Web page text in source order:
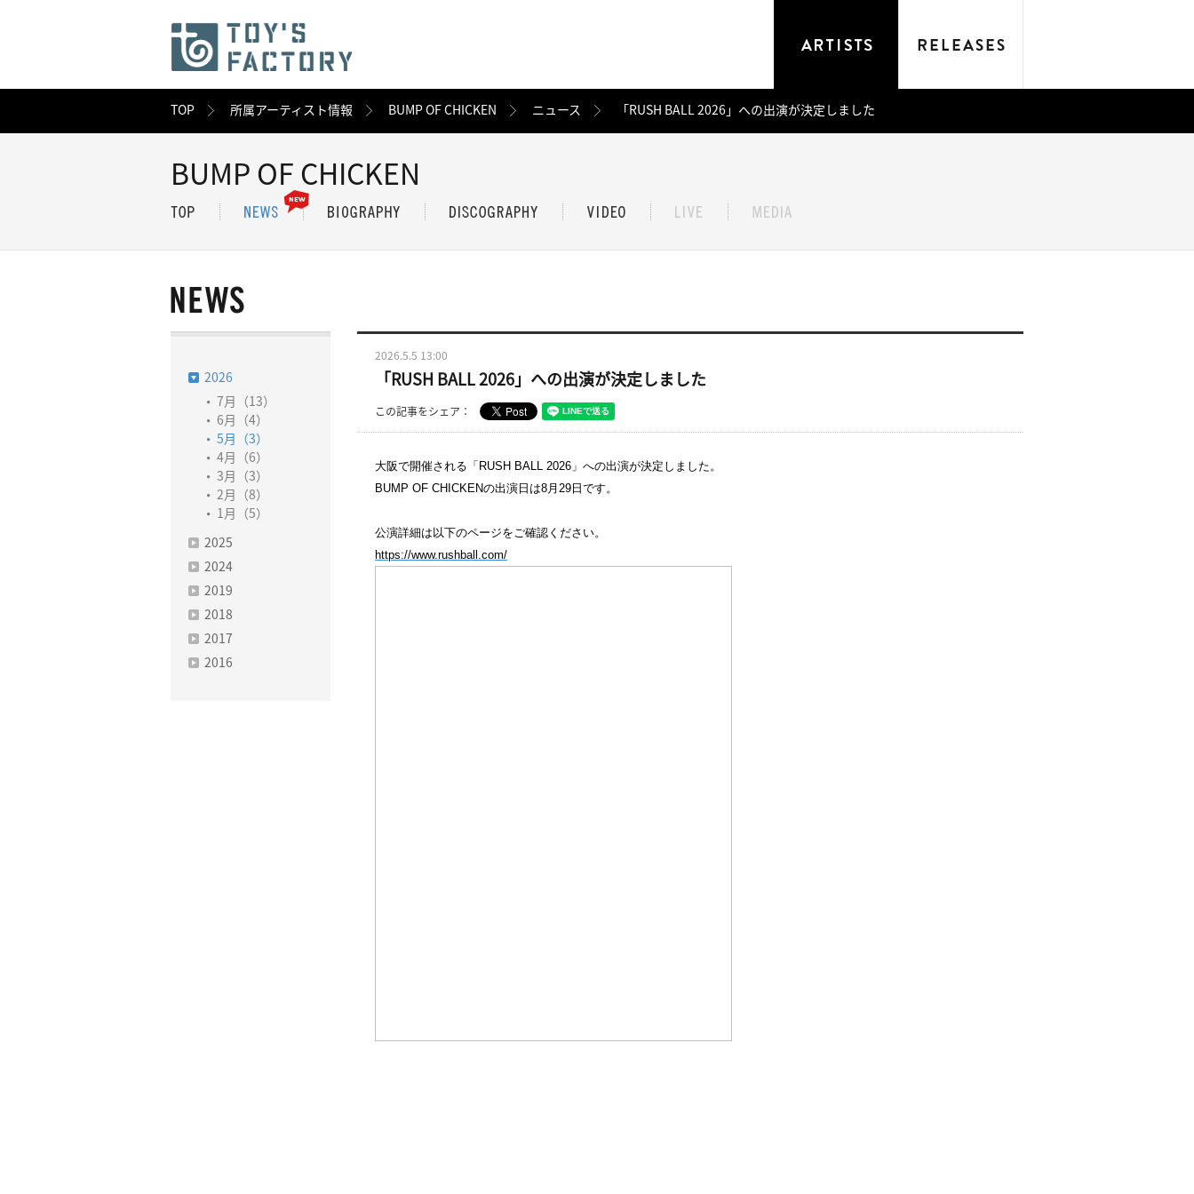
TOP 所属アーティスト情報 BUMP OF CHICKEN ニュース 「RUSH BALL 2026」への出演が決定しました
BUMP OF CHICKEN
2026
7月（13）
6月（4）
5月（3）
4月（6）
3月（3）
2月（8）
1月（5）
2025
2024
2019
2018
2017
2016
2026.5.5 13:00
「RUSH BALL 2026」への出演が決定しました
この記事をシェア：
大阪で開催される「 RUSH BALL 2026 」への出演が決定しました。
BUMP OF CHICKENの出演日は8月 29 日です。
公演詳細は以下のページをご確認ください。
https://www.rushball.com/